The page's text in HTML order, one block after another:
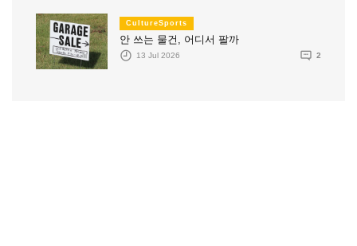
CultureSports
안 쓰는 물건, 어디서 팔까
13 Jul 2026 2